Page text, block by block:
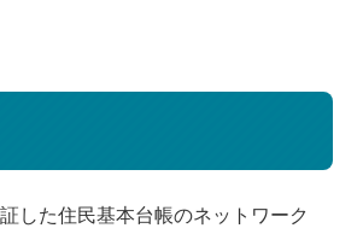
した住民基本台帳のネットワーク